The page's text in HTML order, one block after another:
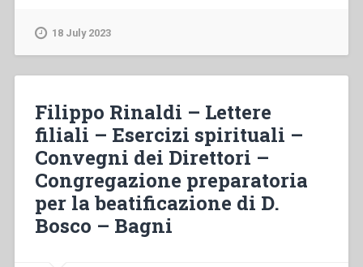
gran
mezzo
di
santificazione
–
Militi
di
Cristo
18 July 2023
Filippo Rinaldi – Lettere
filiali – Esercizi spirituali –
Convegni dei Direttori –
Congregazione preparatoria
per la beatificazione di D.
Bosco – Bagni